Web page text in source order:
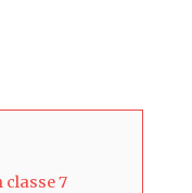
classe 7